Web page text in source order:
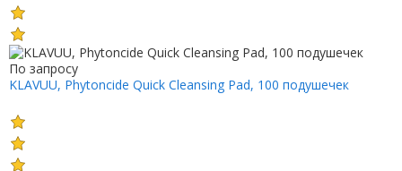
По запросу
KLAVUU, Phytoncide Quick Cleansing Pad, 100 подушечек